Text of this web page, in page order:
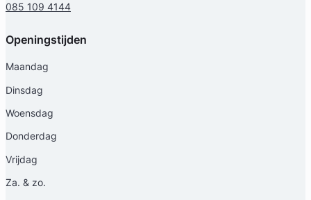
085 109 4144
Openingstijden
Maandag
Dinsdag
Woensdag
Donderdag
Vrijdag
Za. & zo.